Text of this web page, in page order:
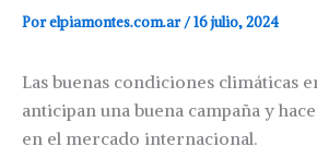
Porelpiamontes.com.ar/16 julio, 2024
Las buenas condiciones climáticas
anticipan una buena campaña y
en el mercado internacional.